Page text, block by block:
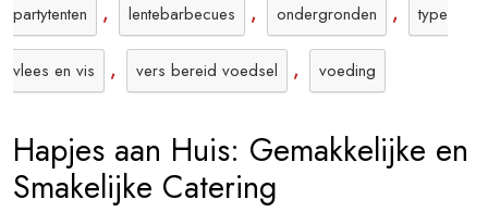
partytenten , lentebarbecues , ondergronden , type
vlees en vis , vers bereid voedsel , voeding
Hapjes aan Huis: Gemakkelijke en
Smakelijke Catering